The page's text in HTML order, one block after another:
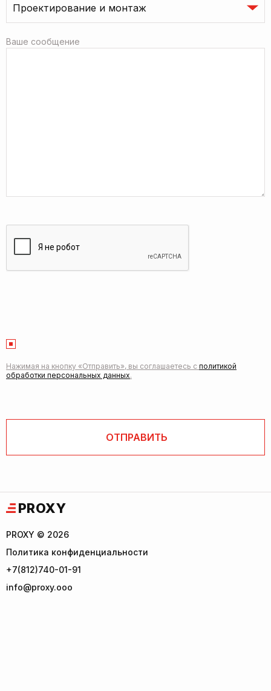
Ваше сообщение
Нажимая на кнопку «Отправить», вы соглашаетесь с политикой
обработки персональных данных.
PROXY
PROXY © 2026
Политика конфиденциальности
+7(812)740-01-91
info@proxy.ooo